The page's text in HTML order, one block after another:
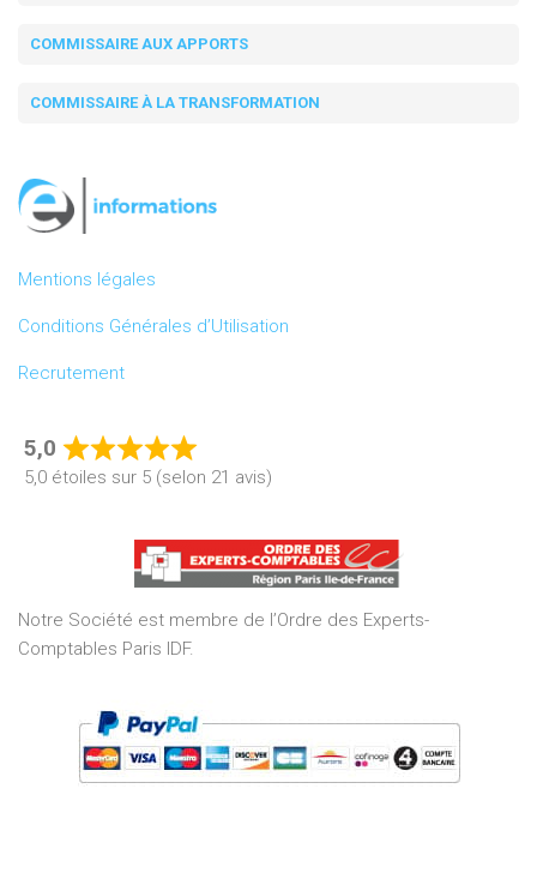
COMMISSAIRE AUX APPORTS
COMMISSAIRE À LA TRANSFORMATION
Mentions légales
Conditions Générales d’Utilisation
Recrutement
5,0
Rated
5,0
of
5
5,0 étoiles sur 5 (selon 21 avis)
Notre Société est membre de l’Ordre des Experts-
Comptables Paris IDF.